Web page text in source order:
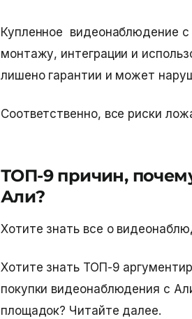
Купленное видеонаблюдение с
монтажу, интеграции и
лишено гарантии и может
Соответственно, все риски
ТОП-9 причин,
Али?
Хотите знать все о
Хотите знать ТОП-9
покупки видеонаблюдения с
площадок? Читайте далее.